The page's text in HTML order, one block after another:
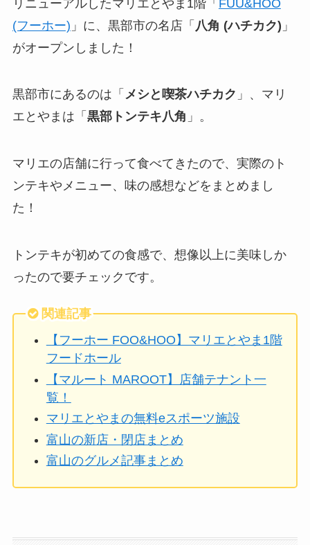
リニューアルしたマリエとやま1階「 FUU&HOO
(フーホー) 」に、黒部市の名店「 八角 (ハチカク) 」
がオープンしました！
黒部市にあるのは「 メシと喫茶ハチカク 」、マリ
エとやまは「 黒部トンテキ八角 」。
マリエの店舗に行って食べてきたので、実際のト
ンテキやメニュー、味の感想などをまとめまし
た！
トンテキが初めての食感で、想像以上に美味しか
ったので要チェックです。
関連記事
【フーホー FOO&HOO】マリエとやま1階
フードホール
【マルート MAROOT】店舗テナント一
覧！
マリエとやまの無料eスポーツ施設
富山の新店・閉店まとめ
富山のグルメ記事まとめ